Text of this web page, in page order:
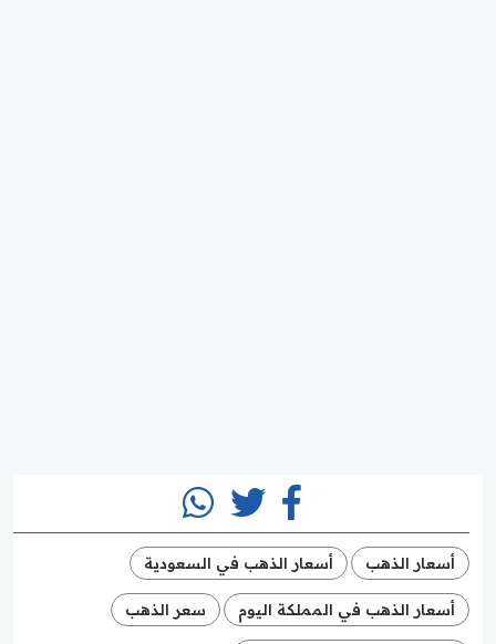
أسعار الذهب أسعار الذهب في السعودية
أسعار الذهب في المملكة اليوم سعر الذهب